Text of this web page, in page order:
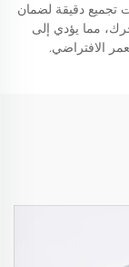
تجميع دقيقة لضمان
مما يؤدي إلى
الافتراضي.